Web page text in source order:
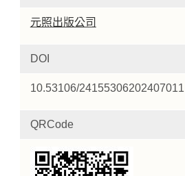
元照出版公司
DOI
10.53106/24155306202407011
QRCode